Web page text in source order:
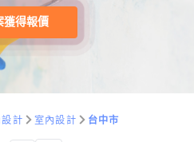
獲得報價
計 室內設計 台中市